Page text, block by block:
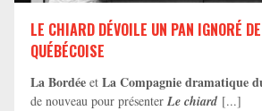
LE CHIARD DÉVOILE UN PAN IGNORÉ
QUÉBÉCOISE
La Bordée et La Compagnie dramatique
de nouveau pour présenter Le chiard [...]